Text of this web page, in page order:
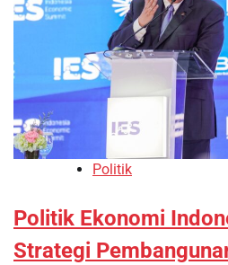
Politik
Politik Ekonomi
Strategi